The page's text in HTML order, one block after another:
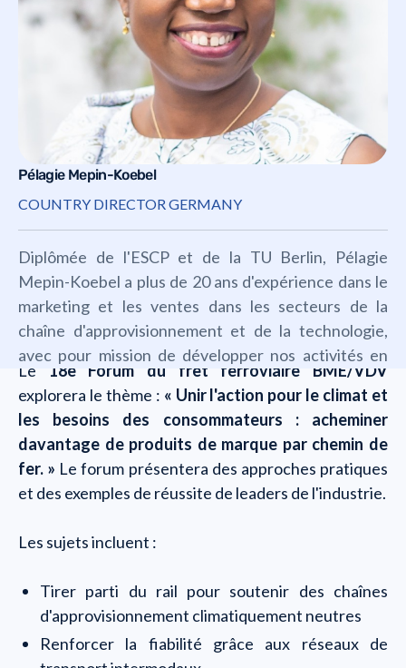
Pélagie Mepin-Koebel
COUNTRY DIRECTOR GERMANY
Diplômée de l'ESCP et de la TU Berlin, Pélagie
Mepin-Koebel a plus de 20 ans d'expérience dans le
marketing et les ventes dans les secteurs de la
chaîne d'approvisionnement et de la technologie,
avec pour mission de développer nos activités en
Allemagne, en Suisse et en Autriche.
Le
18e Forum du fret ferroviaire BME/VDV
explorera le thème : « Unir l'action pour le climat et
les besoins des consommateurs : acheminer
davantage de produits de marque par chemin de
fer. » Le forum présentera des approches pratiques
et des exemples de réussite de leaders de l'industrie.
Les sujets incluent :
Tirer parti du rail pour soutenir des chaînes
d'approvisionnement climatiquement neutres
Renforcer la fiabilité grâce aux réseaux de